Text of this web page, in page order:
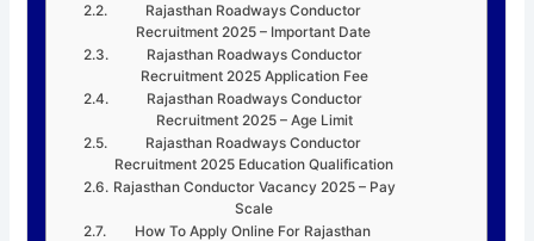
Rajasthan Roadways Conductor
Recruitment 2025 – Important Date
Rajasthan Roadways Conductor
Recruitment 2025 Application Fee
Rajasthan Roadways Conductor
Recruitment 2025 – Age Limit
Rajasthan Roadways Conductor
Recruitment 2025 Education Qualification
Rajasthan Conductor Vacancy 2025 – Pay
Scale
How To Apply Online For Rajasthan